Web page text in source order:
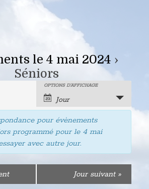
le 4 mai 2024 ›
Séniors
Navigation
de
vues
évènement
OPTIONS D’AFFICHAGE
Jour
pour évènements
programmé pour le 4 mai
avec autre jour.
Jour suivant »